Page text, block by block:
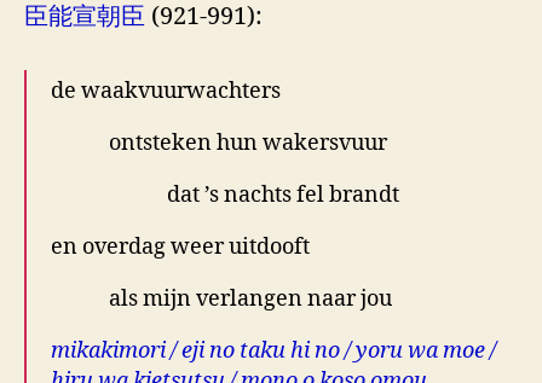
臣能宣朝臣 (921-991):
de waakvuurwachters
ontsteken hun wakersvuur
dat ’s nachts fel brandt
en overdag weer uitdooft
als mijn verlangen naar jou
mikakimori / eji no taku hi no / yoru wa moe /